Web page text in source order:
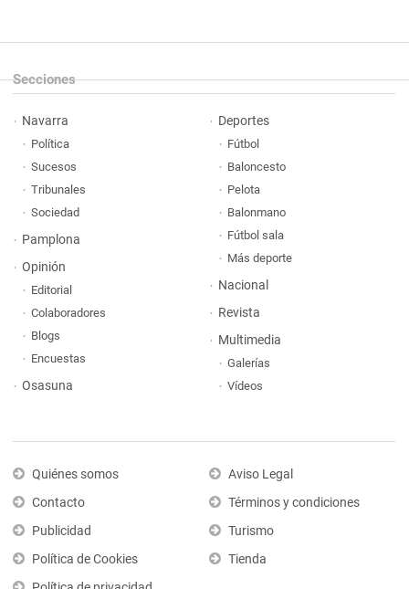
Secciones
Navarra
Política
Sucesos
Tribunales
Sociedad
Pamplona
Opinión
Editorial
Colaboradores
Blogs
Encuestas
Osasuna
Deportes
Fútbol
Baloncesto
Pelota
Balonmano
Fútbol sala
Más deporte
Nacional
Revista
Multimedia
Galerías
Vídeos
Quiénes somos
Contacto
Publicidad
Política de Cookies
Aviso Legal
Términos y condiciones
Turismo
Tienda